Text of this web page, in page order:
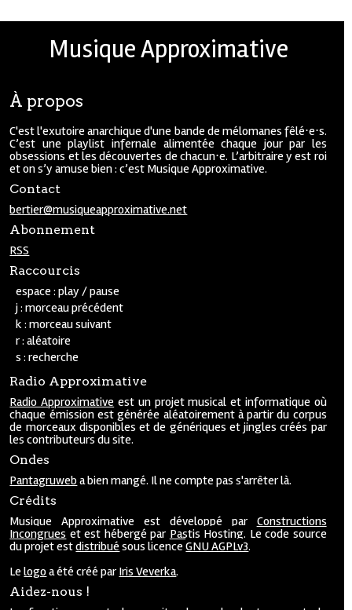
Musique Approximative
À propos
C'est l'exutoire anarchique d'une bande de mélomanes fêlé⋅e⋅s.
C’est une playlist infernale alimentée chaque jour par les
obsessions et les découvertes de chacun⋅e. L’arbitraire y est roi
et on s’y amuse bien : c’est Musique Approximative.
Contact
bertier@musiqueapproximative.net
Abonnement
RSS
Raccourcis
espace : play / pause
j : morceau précédent
k : morceau suivant
r : aléatoire
s : recherche
Radio Approximative
Radio Approximative est un projet musical et informatique où
chaque émission est générée aléatoirement à partir du corpus
de morceaux disponibles et de génériques et jingles créés par
les contributeurs du site.
Ondes
Pantagruweba bien mangé. Il ne compte pas s'arrêter là.
Crédits
Musique Approximative est développé par Constructions
Incongrues et est hébergé par Pastis Hosting. Le code source
du projet estdistribué sous licenceGNU AGPLv3.
Lelogoa été créé par Iris Veverka.
Aidez-nous !